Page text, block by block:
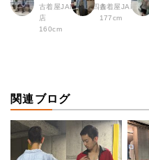
古着屋JAM 京都四条
店
160cm
古着屋JAM 原
177cm
関連ブログ